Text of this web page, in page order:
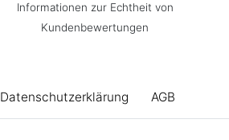
Informationen zur Echtheit von
Kundenbewertungen
Daten­schutz­erklärung AGB